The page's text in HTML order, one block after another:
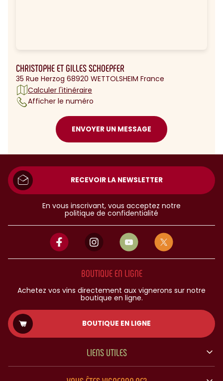
CHRISTOPHE ET GILLES SCHOEPFER
35 Rue Herzog 68920 WETTOLSHEIM France
Calculer l'itinéraire
Afficher le numéro
ENVOYER UN MESSAGE
RECEVOIR LA NEWSLETTER
En vous inscrivant, vous acceptez notre
politique de confidentialité
BOUTIQUE EN LIGNE
Achetez vos vins directement aux vignerons sur notre
boutique en ligne.
BOUTIQUE EN LIGNE
LIENS UTILES